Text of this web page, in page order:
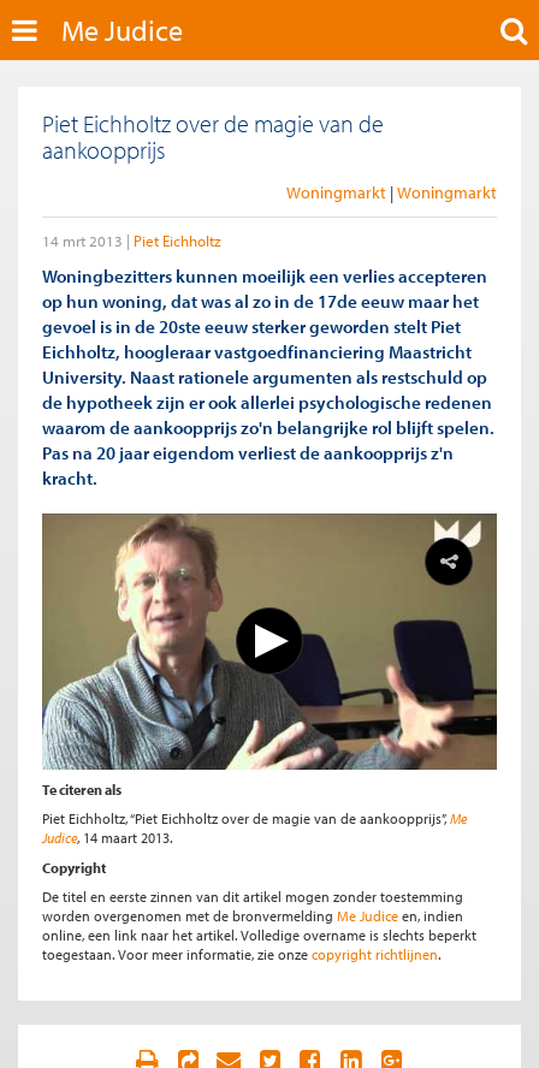
Me Judice
Piet Eichholtz over de magie van de
aankoopprijs
Woningmarkt Woningmarkt
14 mrt 2013 Piet Eichholtz
Woningbezitters kunnen moeilijk een verlies accepteren
op hun woning, dat was al zo in de 17de eeuw maar het
gevoel is in de 20ste eeuw sterker geworden stelt Piet
Eichholtz, hoogleraar vastgoedfinanciering Maastricht
University. Naast rationele argumenten als restschuld op
de hypotheek zijn er ook allerlei psychologische redenen
waarom de aankoopprijs zo'n belangrijke rol blijft spelen.
Pas na 20 jaar eigendom verliest de aankoopprijs z'n
kracht.
Te citeren als
Piet Eichholtz, “Piet Eichholtz over de magie van de aankoopprijs”, Me
Judice, 14 maart 2013.
Copyright
De titel en eerste zinnen van dit artikel mogen zonder toestemming
worden overgenomen met de bronvermelding Me Judice en, indien
online, een link naar het artikel. Volledige overname is slechts beperkt
toegestaan. Voor meer informatie, zie onze copyright richtlijnen.